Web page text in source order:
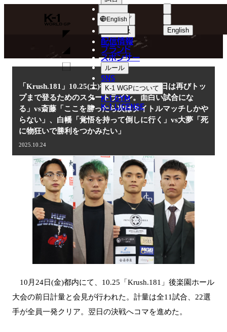
K-
WGP
English
中文（简体
中文（繁體
ショップ
ニュース
配信情報
ブランド
スポンサー
ルール
SNS
K-1 WGPについて
K-1 GYM
K-1 LICENSE
English
NEWS
ニュース
「Krush.181」10.25(土)後楽園 松山「明日は再びトッ
プまで登るためのスタートライン。面白い試合にな
る」vs斎藤「ここを勝ったら次はタイトルマッチしかや
らない」、白幡「覚悟を持って倒しに行く」vs大夢「死
に物狂いで勝利をつかみたい」
2025.10.24
10月24日(金)都内にて、10.25「Krush.181」後楽園ホール
大会の前日計量と会見が行われた。計量は全11試合、22選
手が全員一発クリア。翌日の決戦へコマを進めた。